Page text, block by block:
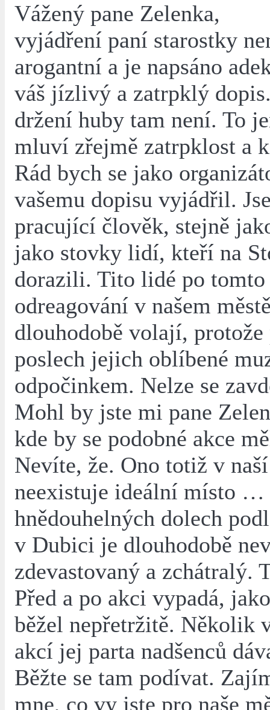
Vážený pane Zelenka,
vyjádření paní starostky
arogantní a je napsáno
váš jízlivý a zatrpklý
držení huby tam není. To
mluví zřejmě zatrpklost a
Rád bych se jako
vašemu dopisu vyjádřil.
pracující člověk, stejně
jako stovky lidí, kteří na
dorazili. Tito lidé po tomto
odreagování v našem
dlouhodobě volají, protože
poslech jejich oblíbené
odpočinkem. Nelze se
Mohl by jste mi pane
kde by se podobné akce
Nevíte, že. Ono totiž v
neexistuje ideální místo …
hnědouhelných dolech
v Dubici je dlouhodobě
zdevastovaný a zchátralý.
Před a po akci vypadá,
běžel nepřetržitě. Několik
akcí jej parta nadšenců
Běžte se tam podívat.
mne, co vy jste pro naše